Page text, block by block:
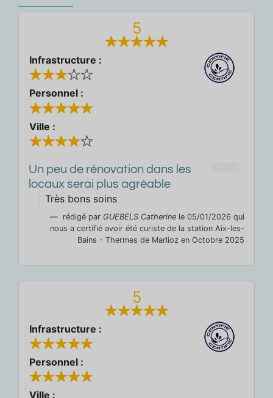
5
Infrastructure :
Personnel :
Ville :
Un peu de rénovation dans les
locaux serai plus agréable
Très bons soins
rédigé par GUEBELS Catherine le 05/01/2026 qui
nous a certifié avoir été curiste de la station Aix-les-
Bains - Thermes de Marlioz en Octobre 2025
5
Infrastructure :
Personnel :
Ville :